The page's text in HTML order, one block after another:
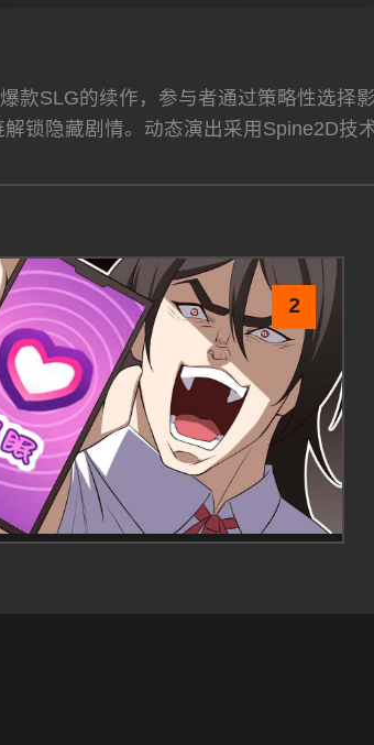
款SLG的续作，参与者通过策略性选
解锁隐藏剧情。动态演出采用Spine2D
2